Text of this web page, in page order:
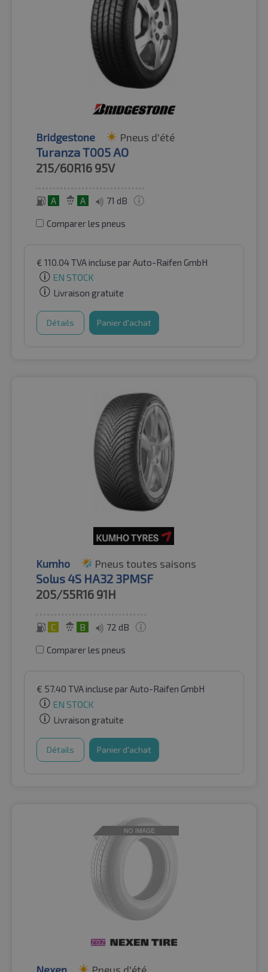
Bridgestone Pneus d'été
Turanza T005 AO
215/60R16 95V
A A 71 dB
Comparer les pneus
€ 110.04TVA incluse par Auto-Raifen GmbH
EN STOCK
Livraison gratuite
Détails Panier d'achat
Kumho Pneus toutes saisons
Solus 4S HA32 3PMSF
205/55R16 91H
C B 72 dB
Comparer les pneus
€ 57.40 TVA incluse par Auto-Raifen GmbH
EN STOCK
Livraison gratuite
Détails Panier d'achat